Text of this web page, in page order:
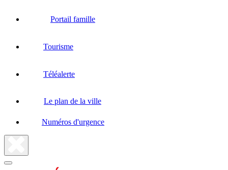
Portail famille
Tourisme
Téléalerte
Le plan de la ville
Numéros d'urgence
Fermer